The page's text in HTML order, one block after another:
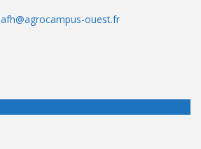
afh@agrocampus-ouest.fr